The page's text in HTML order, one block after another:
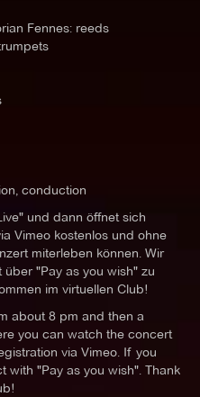
Fennes: reeds
conduction
und dann öffnet sich
Vimeo kostenlos und ohne
miterleben können. Wir
"Pay as you wish" zu
im virtuellen Club!
about 8 pm and then a
you can watch the concert
via Vimeo. If you
with "Pay as you wish". Thank